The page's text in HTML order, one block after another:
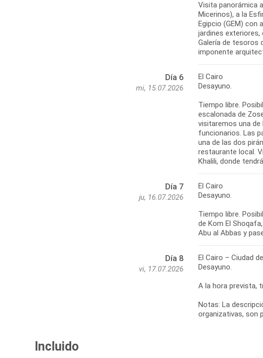
Visita panorámica
Micerinos), a la
Egipcio (GEM)
jardines exteriores,
Galería de tesoros
imponente
Día 6
mi, 15.07.2026
El Cairo
Desayuno.
Tiempo libre.
escalonada de
visitaremos una
funcionarios. Las
una de las dos
restaurante local.
Khalili, donde
Día 7
ju, 16.07.2026
El Cairo
Desayuno.
Tiempo libre.
de Kom El
Abu al Abbas y
Día 8
vi, 17.07.2026
El Cairo – Ciudad
Desayuno.
A la hora prevista,
Notas: La
organizativas, son
Incluido